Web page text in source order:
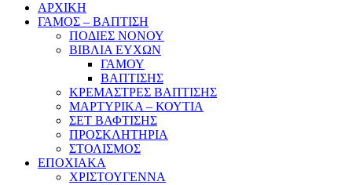
ΑΡΧΙΚΗ
ΓΑΜΟΣ – ΒΑΠΤΙΣΗ
ΠΟΔΙΕΣ ΝΟΝΟΥ
ΒΙΒΛΙΑ ΕΥΧΩΝ
ΓΑΜΟΥ
ΒΑΠΤΙΣΗΣ
ΚΡΕΜΑΣΤΡΕΣ ΒΑΠΤΙΣΗΣ
ΜΑΡΤΥΡΙΚΑ – ΚΟΥΤΙΑ
ΣΕΤ ΒΑΦΤΙΣΗΣ
ΠΡΟΣΚΛΗΤΗΡΙΑ
ΣΤΟΛΙΣΜΟΣ
ΕΠΟΧΙΑΚΑ
ΧΡΙΣΤΟΥΓΕΝΝΑ